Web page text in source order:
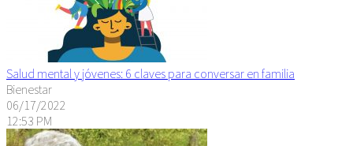
Salud mental y jóvenes: 6 claves para conversar en familia
Bienestar
06/17/2022
12:53 PM